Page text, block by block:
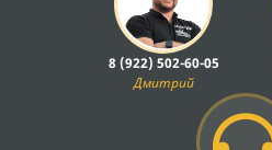
8 (922) 502-60-05
Дмитрий